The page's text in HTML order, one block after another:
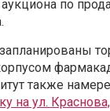
по
также
на ул.